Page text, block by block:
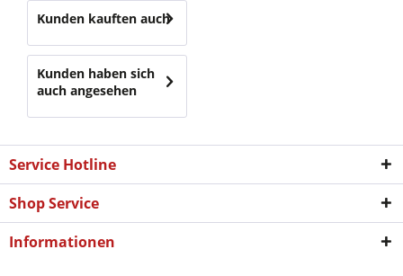
Kunden kauften auch
Kunden haben sich
auch angesehen
Service Hotline
Shop Service
Informationen